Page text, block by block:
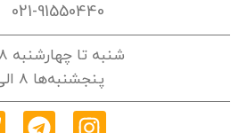
021-91550440
شنبه تا چهارشنبه 8 الی 17
پنجشنبه‌ها 8 الی 14